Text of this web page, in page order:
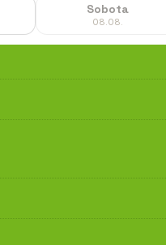
Sobota
08.08.